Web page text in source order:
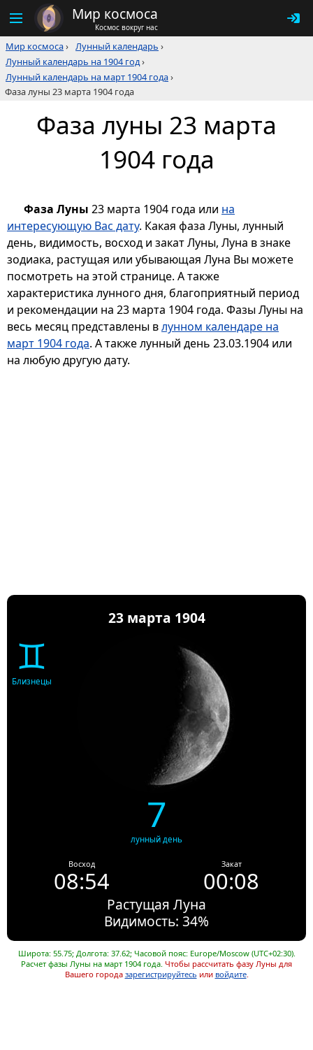
Мир космоса
Космос вокруг нас
Мир космоса› Лунный календарь ›
Лунный календарь на 1904 год›
Лунный календарь на март 1904 года›
Фаза луны 23 марта 1904 года
Фаза луны 23 марта
1904 года
Фаза Луны 23 марта 1904 года или на
интересующую Вас дату. Какая фаза Луны, лунный
день, видимость, восход и закат Луны, Луна в знаке
зодиака, растущая или убывающая Луна Вы можете
посмотреть на этой странице. А также
характеристика лунного дня, благоприятный период
и рекомендации на 23 марта 1904 года. Фазы Луны на
весь месяц представлены влунном календаре на
март 1904 года. А также лунный день 23.03.1904 или
на любую другую дату.
23 марта 1904
♊
Близнецы
7
лунный день
Восход
08:54
Закат
00:08
Растущая Луна
Видимость: 34%
Широта: 55.75; Долгота: 37.62; Часовой пояс: Europe/Moscow (UTC+02:30).
Расчет фазы Луны на март 1904 года. Чтобы рассчитать фазу Луны для
Вашего города зарегистрируйтесь или войдите.